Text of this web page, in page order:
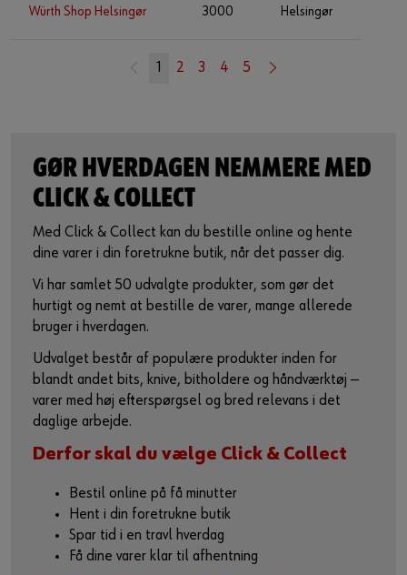
Würth Shop Helsingør 3000 Helsingør
1 2 3 4 5
GØR HVERDAGEN NEMMERE MED
CLICK & COLLECT
Med Click & Collect kan du bestille online og hente
dine varer i din foretrukne butik, når det passer dig.
Vi har samlet 50 udvalgte produkter, som gør det
hurtigt og nemt at bestille de varer, mange allerede
bruger i hverdagen.
Udvalget består af populære produkter inden for
blandt andet bits, knive, bitholdere og håndværktøj —
varer med høj efterspørgsel og bred relevans i det
daglige arbejde.
Derfor skal du vælge Click & Collect
Bestil online på få minutter
Hent i din foretrukne butik
Spar tid i en travl hverdag
Få dine varer klar til afhentning